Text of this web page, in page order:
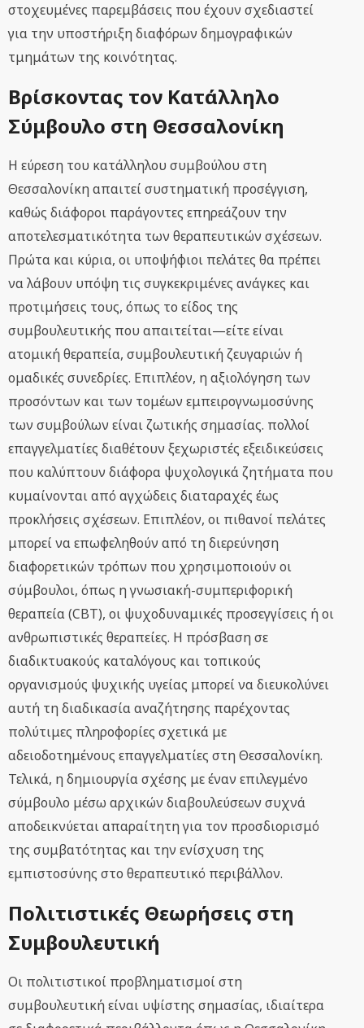
στοχευμένες παρεμβάσεις που έχουν σχεδιαστεί
για την υποστήριξη διαφόρων δημογραφικών
τμημάτων της κοινότητας.
Βρίσκοντας τον Κατάλληλο
Σύμβουλο στη Θεσσαλονίκη
Η εύρεση του κατάλληλου συμβούλου στη
Θεσσαλονίκη απαιτεί συστηματική προσέγγιση,
καθώς διάφοροι παράγοντες επηρεάζουν την
αποτελεσματικότητα των θεραπευτικών σχέσεων.
Πρώτα και κύρια, οι υποψήφιοι πελάτες θα πρέπει
να λάβουν υπόψη τις συγκεκριμένες ανάγκες και
προτιμήσεις τους, όπως το είδος της
συμβουλευτικής που απαιτείται—είτε είναι
ατομική θεραπεία, συμβουλευτική ζευγαριών ή
ομαδικές συνεδρίες. Επιπλέον, η αξιολόγηση των
προσόντων και των τομέων εμπειρογνωμοσύνης
των συμβούλων είναι ζωτικής σημασίας. πολλοί
επαγγελματίες διαθέτουν ξεχωριστές εξειδικεύσεις
που καλύπτουν διάφορα ψυχολογικά ζητήματα που
κυμαίνονται από αγχώδεις διαταραχές έως
προκλήσεις σχέσεων. Επιπλέον, οι πιθανοί πελάτες
μπορεί να επωφεληθούν από τη διερεύνηση
διαφορετικών τρόπων που χρησιμοποιούν οι
σύμβουλοι, όπως η γνωσιακή-συμπεριφορική
θεραπεία (CBT), οι ψυχοδυναμικές προσεγγίσεις ή οι
ανθρωπιστικές θεραπείες. Η πρόσβαση σε
διαδικτυακούς καταλόγους και τοπικούς
οργανισμούς ψυχικής υγείας μπορεί να διευκολύνει
αυτή τη διαδικασία αναζήτησης παρέχοντας
πολύτιμες πληροφορίες σχετικά με
αδειοδοτημένους επαγγελματίες στη Θεσσαλονίκη.
Τελικά, η δημιουργία σχέσης με έναν επιλεγμένο
σύμβουλο μέσω αρχικών διαβουλεύσεων συχνά
αποδεικνύεται απαραίτητη για τον προσδιορισμό
της συμβατότητας και την ενίσχυση της
εμπιστοσύνης στο θεραπευτικό περιβάλλον.
Πολιτιστικές Θεωρήσεις στη
Συμβουλευτική
Οι πολιτιστικοί προβληματισμοί στη
συμβουλευτική είναι υψίστης σημασίας, ιδιαίτερα